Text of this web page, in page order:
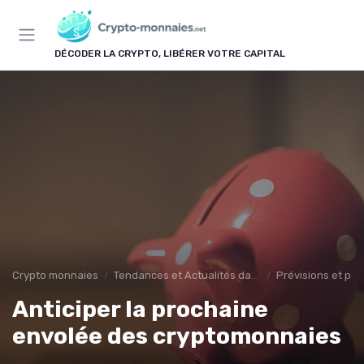
DÉCODER LA CRYPTO, LIBÉRER VOTRE CAPITAL
Crypto monnaies Tendances et Actualités dans les cryptomonnaies Prévisions et
Anticiper la prochaine
envolée des cryptomonnaies
Panneau de gestion des cookies